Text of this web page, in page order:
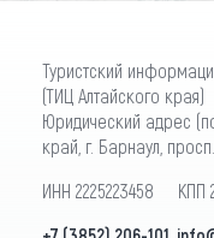
Туристский
(ТИЦ Алтайского края)
Юридический адрес
край, г. Барнаул,
ИНН 2225223458 КПП